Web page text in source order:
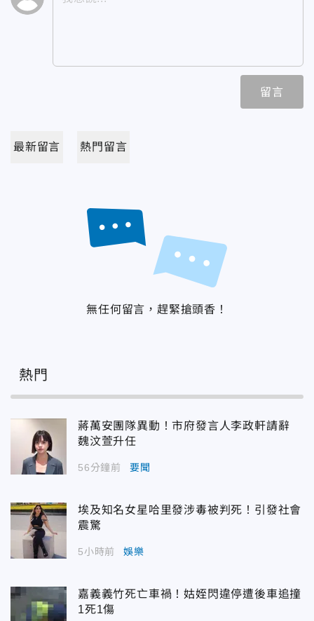
留言
最新留言 熱門留言
無任何留言，趕緊搶頭香！
熱門
蔣萬安團隊異動！市府發言人李政軒請辭
魏汶萱升任
56分鐘前 要聞
埃及知名女星哈里發涉毒被判死！引發社會
震驚
5小時前 娛樂
嘉義義竹死亡車禍！姑姪閃違停遭後車追撞
1死1傷